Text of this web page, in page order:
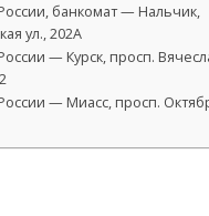
банкомат — Нальчик,
ул., 202А
— Курск, просп.
— Миасс, просп.